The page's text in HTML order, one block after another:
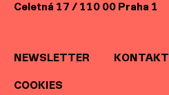
Celetná 17 / 110 00 Praha 1
NEWSLETTER KONTAKT
COOKIES